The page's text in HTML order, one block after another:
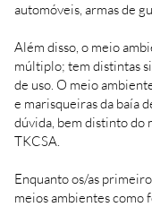
automóveis, armas de
Além disso, o meio
múltiplo; tem distintas
de uso. O meio
e marisqueiras da baía
dúvida, bem distinto do
TKCSA.
Enquanto os/as
meios ambientes como